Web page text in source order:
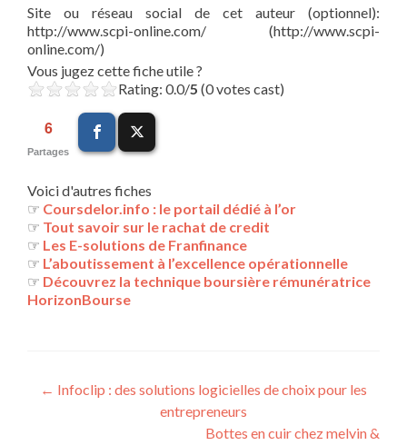
Site ou réseau social de cet auteur (optionnel):
http://www.scpi-online.com/ (http://www.scpi-
online.com/)
Vous jugez cette fiche utile ?
Rating: 0.0/5 (0 votes cast)
6
Partages
Voici d'autres fiches
☞ Coursdelor.info : le portail dédié à l’or
☞ Tout savoir sur le rachat de credit
☞ Les E-solutions de Franfinance
☞ L’aboutissement à l’excellence opérationnelle
☞ Découvrez la technique boursière rémunératrice
HorizonBourse
Navigation
← Infoclip : des solutions logicielles de choix pour les
entrepreneurs
Bottes en cuir chez melvin &